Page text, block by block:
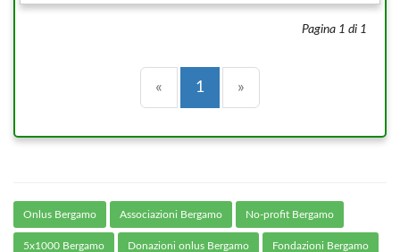
Pagina 1 di 1
« Precedente
1 (current)
»
Onlus Bergamo Associazioni Bergamo No-profit Bergamo
5x1000 Bergamo Donazioni onlus Bergamo Fondazioni Bergamo